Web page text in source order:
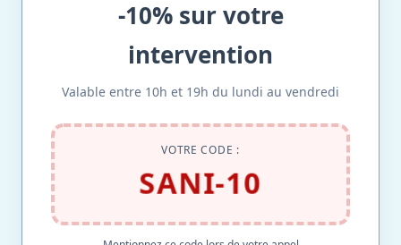
-10% sur votre
intervention
Valable entre 10h et 19h du lundi au vendredi
VOTRE CODE :
SANI-10